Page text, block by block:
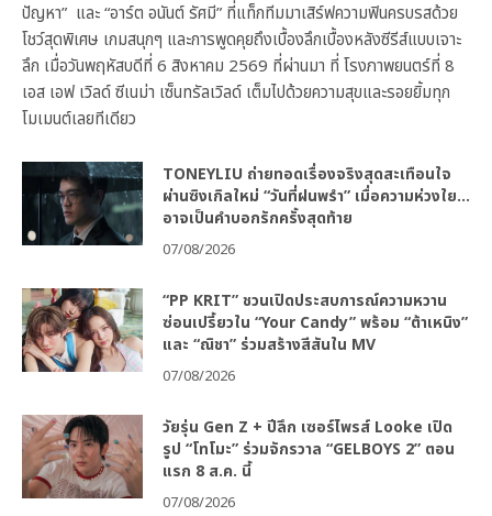
ปัญหา” และ “อาร์ต อนันต์ รัศมี” ที่แท็กทีมมาเสิร์ฟความฟินครบรสด้วย
โชว์สุดพิเศษ เกมสนุกๆ และการพูดคุยถึงเบื้องลึกเบื้องหลังซีรีส์แบบเจาะ
ลึก เมื่อวันพฤหัสบดีที่ 6 สิงหาคม 2569 ที่ผ่านมา ที่ โรงภาพยนตร์ที่ 8
เอส เอฟ เวิลด์ ซีเนม่า เซ็นทรัลเวิลด์ เต็มไปด้วยความสุขและรอยยิ้มทุก
โมเมนต์เลยทีเดียว
TONEYLIU ถ่ายทอดเรื่องจริงสุดสะเทือนใจ
ผ่านซิงเกิลใหม่ “วันที่ฝนพรำ” เมื่อความห่วงใย…
อาจเป็นคำบอกรักครั้งสุดท้าย
07/08/2026
“PP KRIT” ชวนเปิดประสบการณ์ความหวาน
ซ่อนเปรี้ยวใน “Your Candy” พร้อม “ต้าเหนิง”
และ “ณิชา” ร่วมสร้างสีสันใน MV
07/08/2026
วัยรุ่น Gen Z + ปีลึก เซอร์ไพรส์ Looke เปิด
รูป “โทโมะ” ร่วมจักรวาล “GELBOYS 2” ตอน
แรก 8 ส.ค. นี้
07/08/2026